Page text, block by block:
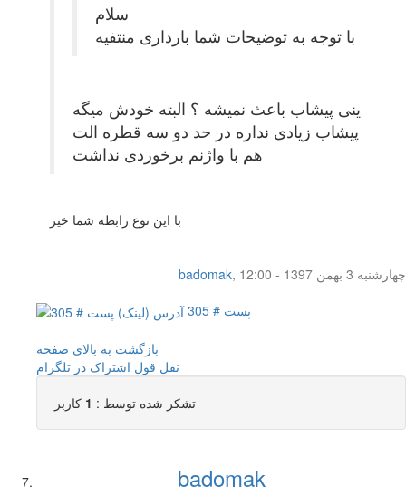
سلام
با توجه به توضیحات شما بارداری منتفیه
ینی پیشاب باعث نمیشه ؟ البته خودش میگه
پیشاب زیادی نداره در حد دو سه قطره الت
هم با واژنم برخوردی نداشت
با این نوع رابطه شما خیر
badomak,
چهار‌شنبه 3 بهمن 1397 - 12:00
پست # 305
بازگشت به بالای صفحه
نقل قول اشتراک در تلگرام
تشکر شده توسط : 1 کاربر
badomak